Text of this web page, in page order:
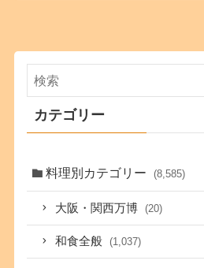
カテゴリー
料理別カテゴリー (8,585)
大阪・関西万博 (20)
和食全般 (1,037)